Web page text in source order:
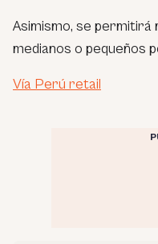
Asimismo, se permitirá
medianos o pequeños
Vía Perú retail